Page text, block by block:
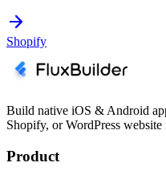
Shopify
Build native iOS & Android
Shopify, or WordPress
Product